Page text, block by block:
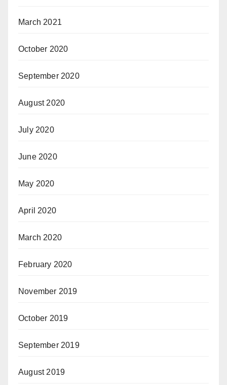
March 2021
October 2020
September 2020
August 2020
July 2020
June 2020
May 2020
April 2020
March 2020
February 2020
November 2019
October 2019
September 2019
August 2019